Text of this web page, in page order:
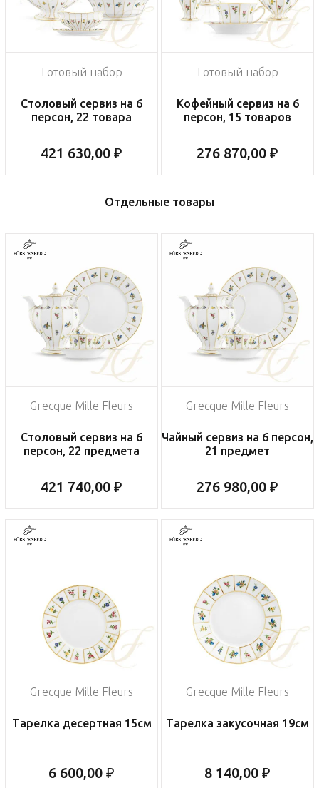
Готовый набор
Столовый сервиз на 6
персон, 22 товара
421 630,00 ₽
Готовый набор
Кофейный сервиз на 6
персон, 15 товаров
276 870,00 ₽
Отдельные товары
Grecque Mille Fleurs
Столовый сервиз на 6
персон, 22 предмета
421 740,00 ₽
Grecque Mille Fleurs
Чайный сервиз на 6 персон,
21 предмет
276 980,00 ₽
Grecque Mille Fleurs
Тарелка десертная 15см
6 600,00 ₽
Grecque Mille Fleurs
Тарелка закусочная 19см
8 140,00 ₽